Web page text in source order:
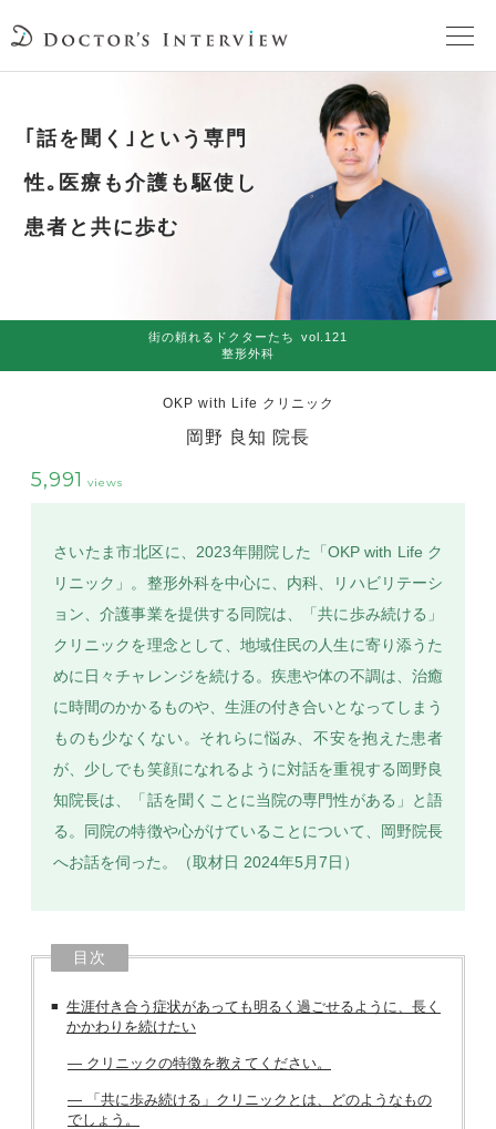
頼れるドクターが教える治療法
街の頼れるドクターたち
SEARCH
｢話を聞く｣という専門
性｡医療も介護も駆使し
患者と共に歩む
街の頼れるドクターたち
vol.121
整形外科
OKP with Life クリニック
岡野 良知 院長
5,991 views
さいたま市北区に、2023年開院した「OKP with Life ク
リニック」。整形外科を中心に、内科、リハビリテーシ
ョン、介護事業を提供する同院は、「共に歩み続ける」
クリニックを理念として、地域住民の人生に寄り添うた
めに日々チャレンジを続ける。疾患や体の不調は、治癒
に時間のかかるものや、生涯の付き合いとなってしまう
ものも少なくない。それらに悩み、不安を抱えた患者
が、少しでも笑顔になれるように対話を重視する岡野良
知院長は、「話を聞くことに当院の専門性がある」と語
る。同院の特徴や心がけていることについて、岡野院長
へお話を伺った。（取材日 2024年5月7日）
目次
生涯付き合う症状があっても明るく過ごせるように、長く
かかわりを続けたい
― クリニックの特徴を教えてください。
― 「共に歩み続ける」クリニックとは、どのようなもの
でしょう。